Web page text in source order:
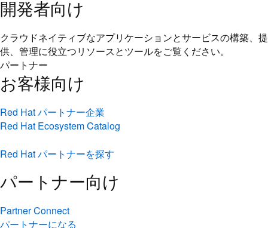
クラウドネイティブなアプリケーションとサービスの構築、提
供、管理に役立つリソースとツールをご覧ください。
パートナー
お客様向け
Red Hat パートナー企業
Red Hat Ecosystem Catalog
Red Hat パートナーを探す
パートナー向け
Partner Connect
パートナーになる
トレーニング
サポート